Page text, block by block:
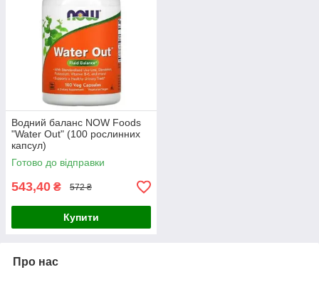
Водний баланс NOW Foods
"Water Out" (100 рослинних
капсул)
Готово до відправки
543,40 ₴ 572 ₴
Купити
Про нас